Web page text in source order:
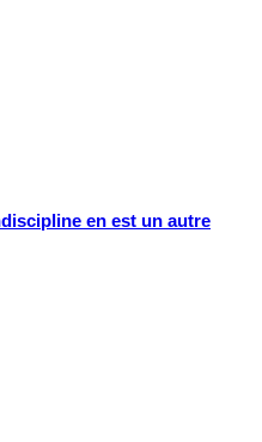
en est un autre